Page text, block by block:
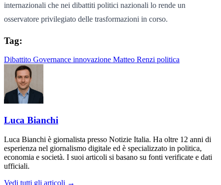
internazionali che nei dibattiti politici nazionali lo rende un
osservatore privilegiato delle trasformazioni in corso.
Tag:
Dibattito Governance innovazione Matteo Renzi politica
Luca Bianchi
Luca Bianchi è giornalista presso Notizie Italia. Ha oltre 12 anni di
esperienza nel giornalismo digitale ed è specializzato in politica,
economia e società. I suoi articoli si basano su fonti verificate e dati
ufficiali.
Vedi tutti gli articoli →